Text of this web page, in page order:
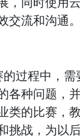
流和沟通。
过程中，需
各种问题，
类的比赛，
挑战，为以